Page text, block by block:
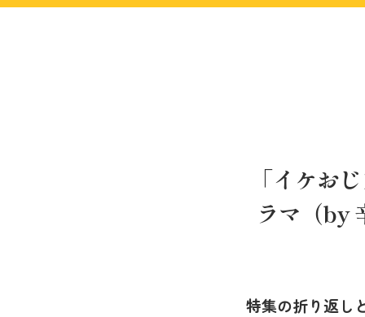
「イケお
ラマ（by
特集の折り返し